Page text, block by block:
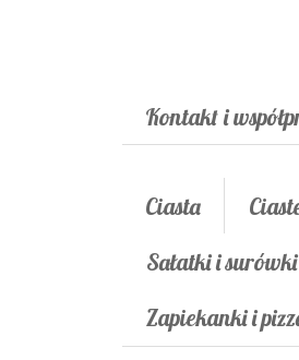
Kontakt i
Ciasta
Sałatki i surówki
Zapiekanki i